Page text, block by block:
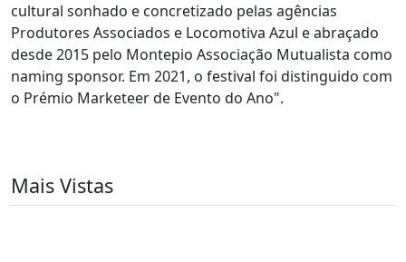
cultural sonhado e concretizado pelas agências
Produtores Associados e Locomotiva Azul e abraçado
desde 2015 pelo Montepio Associação Mutualista como
naming sponsor. Em 2021, o festival foi distinguido com
o Prémio Marketeer de Evento do Ano".
Mais Vistas